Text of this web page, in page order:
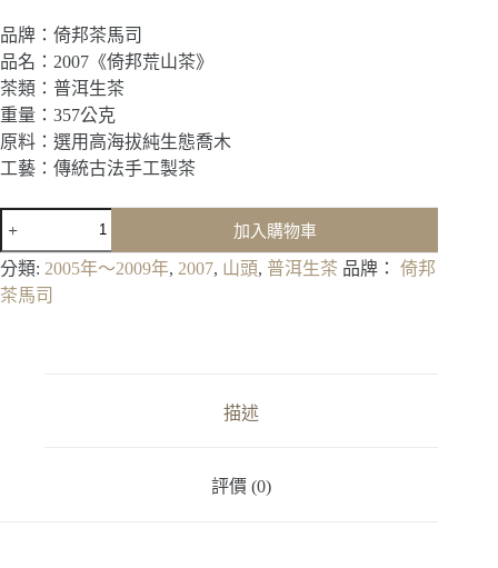
品牌：倚邦茶馬司
品名：2007《倚邦荒山茶》
茶類：普洱生茶
重量：357公克
原料：選用高海拔純生態喬木
工藝：傳統古法手工製茶
荒
山
加入購物車
分類: 2005年～2009年, 2007, 山頭, 普洱生茶 品牌： 倚邦
茶馬司
描述
評價 (0)